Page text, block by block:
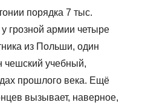
порядка 7 тыс.
грозной армии четыре
из Польши, один
учебный,
прошлого века. Ещё
вызывает, наверное,